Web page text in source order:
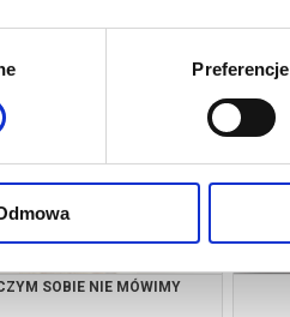
Preferencje
SOBIE NIE MÓWIMY